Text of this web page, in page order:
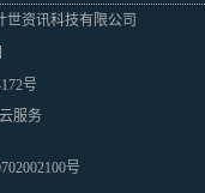
世资讯科技有限公司
号
服务
号